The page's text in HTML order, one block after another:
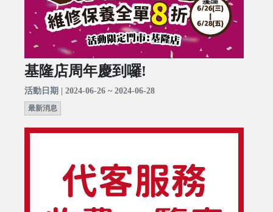
基隆店周年慶到囉!
活動日期 | 2024-06-26 ~ 2024-06-28
最新消息